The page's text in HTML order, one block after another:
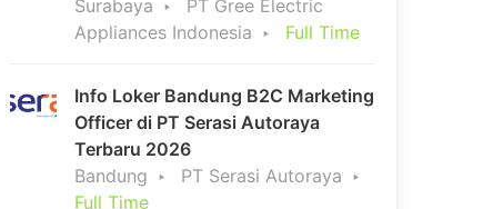
Surabaya
PT Gree Electric
Appliances Indonesia
Full Time
Info Loker Bandung B2C Marketing
Officer di PT Serasi Autoraya
Terbaru 2026
Bandung
PT Serasi Autoraya
Full Time